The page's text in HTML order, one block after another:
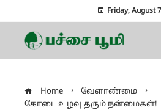
Friday, August 7
Home
வேளாண்மை
கோடை உழவு தரும் நன்மைகள்!